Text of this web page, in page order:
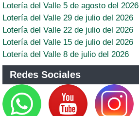
Lotería del Valle 5 de agosto del 2026
Lotería del Valle 29 de julio del 2026
Lotería del Valle 22 de julio del 2026
Lotería del Valle 15 de julio del 2026
Lotería del Valle 8 de julio del 2026
Redes Sociales